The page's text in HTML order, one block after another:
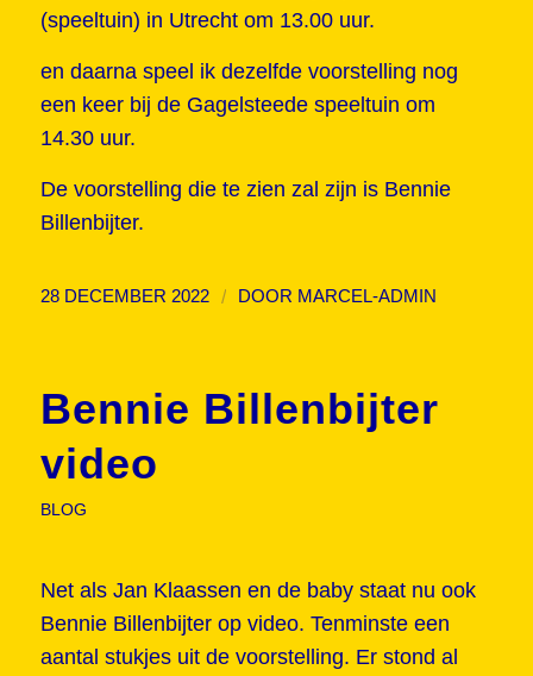
(speeltuin) in Utrecht om 13.00 uur.
en daarna speel ik dezelfde voorstelling nog
een keer bij de Gagelsteede speeltuin om
14.30 uur.
De voorstelling die te zien zal zijn is Bennie
Billenbijter.
28 DECEMBER 2022 / DOOR MARCEL-ADMIN
Bennie Billenbijter
video
BLOG
Net als Jan Klaassen en de baby staat nu ook
Bennie Billenbijter op video. Tenminste een
aantal stukjes uit de voorstelling. Er stond al